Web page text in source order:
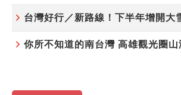
你所不知道的南台灣 高雄觀光圈山